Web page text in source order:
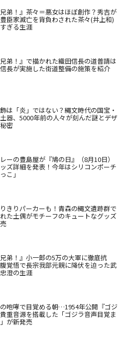
兄弟！』茶々＝悪女はほぼ創作？秀吉が
臣家滅亡を背負わされた茶々(井上和)
ぎる生涯
兄弟！』で描かれた織田信長の道普請は
長が実施した街道整備の施策を紹介
は「炎」ではない？縄文時代の国宝・
器、5000年前の人々が刻んだ謎とデザ
密
ーの豊島屋が『鳩の日』（8月10日）
ズ詳細を発表！今年はシリコンポーチ
こ」
きりパーカーも！青森の縄文遺跡群で
た土偶がモチーフのキュートなグッズ
兄弟！』小一郎の5万の大軍に徹底抗
覚悟で長宗我部元親に降伏を迫った武
澄の生涯
咆哮で目覚める朝…1954年公開『ゴジ
重音源を搭載した「ゴジラ音声目覚ま
が新発売